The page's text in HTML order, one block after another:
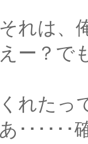
の
れ、
とは
か